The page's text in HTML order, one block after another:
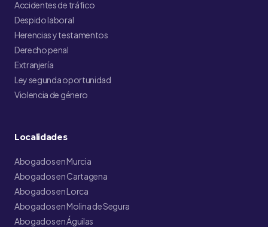
Accidentes de tráfico
Despido laboral
Herencias y testamentos
Derecho penal
Extranjería
Ley segunda oportunidad
Violencia de género
Localidades
Abogados en Murcia
Abogados en Cartagena
Abogados en Lorca
Abogados en Molina de Segura
Abogados en Águilas